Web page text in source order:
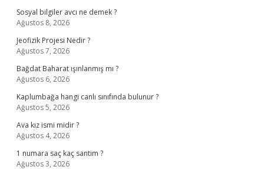
Sosyal bilgiler avcı ne demek ?
Ağustos 8, 2026
Jeofizik Projesi Nedir ?
Ağustos 7, 2026
Bağdat Baharat ışınlanmış mı ?
Ağustos 6, 2026
Kaplumbağa hangi canlı sınıfında bulunur ?
Ağustos 5, 2026
Ava kız ismi midir ?
Ağustos 4, 2026
1 numara saç kaç santim ?
Ağustos 3, 2026